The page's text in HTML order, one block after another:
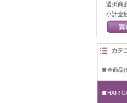
選択商
小計金
全商品
HAIR